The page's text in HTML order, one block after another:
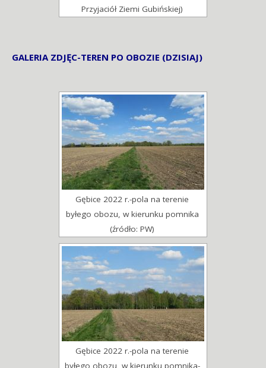
Przyjaciół Ziemi Gubińskiej)
GALERIA ZDJĘC-TEREN PO OBOZIE (DZISIAJ)
Gębice 2022 r.-pola na terenie
byłego obozu, w kierunku pomnika
(źródło: PW)
Gębice 2022 r.-pola na terenie
byłego obozu, w kierunku pomnika-